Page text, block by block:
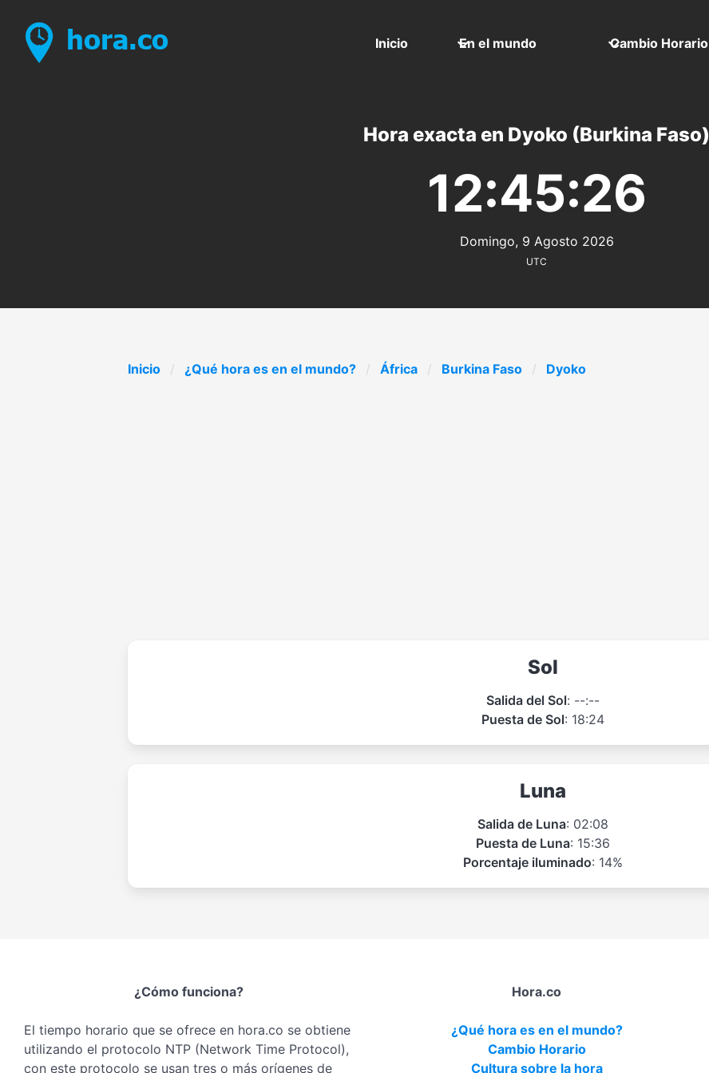
Inicio En el mundo Cambio Horario
Hora exacta en Dyoko (Burkina Faso)
12:45:26
Domingo, 9 Agosto 2026
UTC
Inicio ¿Qué hora es en el mundo? África Burkina Faso Dyoko
Sol
Salida del Sol: --:--
Puesta de Sol: 18:24
Luna
Salida de Luna: 02:08
Puesta de Luna: 15:36
Porcentaje iluminado: 14%
¿Cómo funciona?
El tiempo horario que se ofrece en hora.co se obtiene
utilizando el protocolo NTP (Network Time Protocol),
con este protocolo se usan tres o más orígenes de
Hora.co
¿Qué hora es en el mundo?
Cambio Horario
Cultura sobre la hora